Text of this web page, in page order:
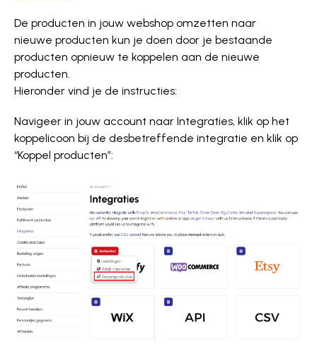
De producten in jouw webshop omzetten naar
nieuwe producten kun je doen door je bestaande
producten opnieuw te koppelen aan de nieuwe
producten.
Hieronder vind je de instructies:
Navigeer in jouw account naar Integraties, klik op het
koppelicoon bij de desbetreffende integratie en klik op
“Koppel producten”: